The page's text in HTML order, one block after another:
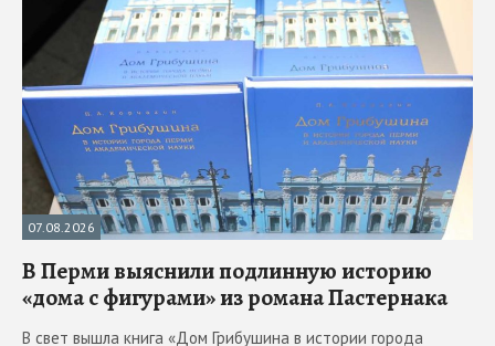
07.08.2026
В Перми выяснили подлинную историю
«дома с фигурами» из романа Пастернака
В свет вышла книга «Дом Грибушина в истории города